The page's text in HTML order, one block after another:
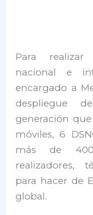
Para
nacional e
encargado a
despliegue
generación
móviles, 6
más de 400
realizadores,
para hacer de
global.